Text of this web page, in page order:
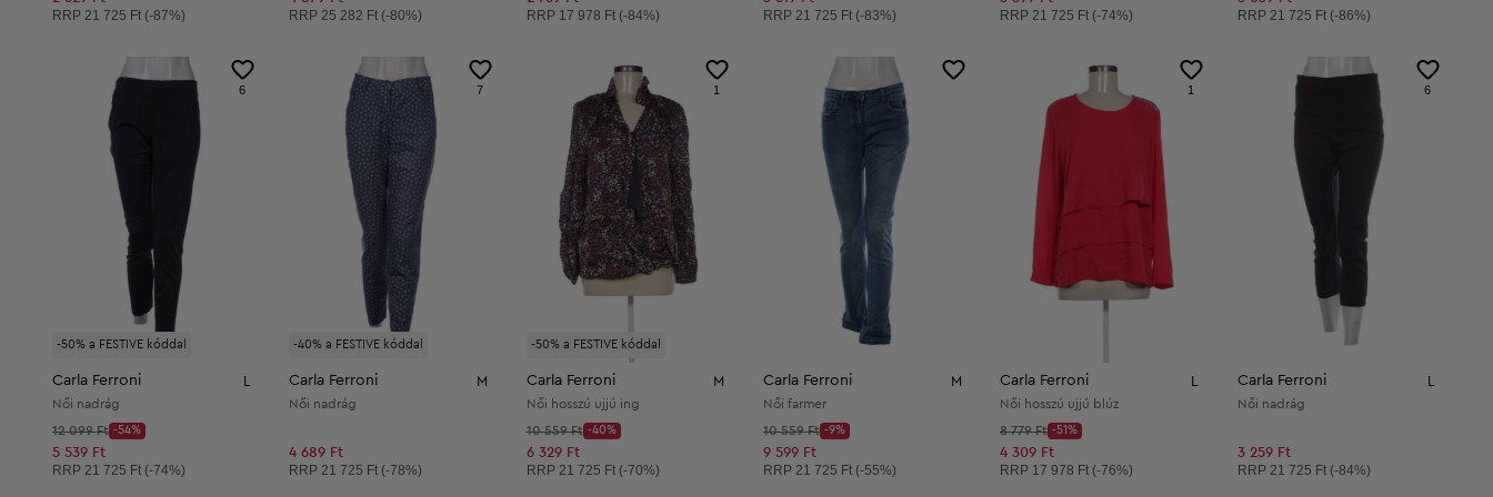
Ajánlott ár:
RRP 21 725 Ft (-87%) Ajánlott ár:
RRP25 282 Ft (-80%) Ajánlott ár:
RRP 17 978 Ft (-84%) Ajánlott ár:
RRP 21 725 Ft (-83%) Ajánlott ár:
RRP21 725 Ft (-74%) Ajánlott ár:
RRP 21 725 Ft (-86%)
-50% a FESTIVE kóddal
6
Carla Ferroni
Női nadrág
Kezdő ár:
12 099 Ft
Discount Price:
-54%
Csökkentett ár:
5 539 Ft
Ajánlott ár:
RRP 21 725 Ft (-74%)
-40% a FESTIVE kóddal
7
Carla Ferroni M
Női nadrág
4 689 Ft
Ajánlott ár:
RRP21 725 Ft (-78%)
-50% a FESTIVE kóddal
1
Carla Ferroni M
Női hosszú ujjú ing
Kezdő ár:
10 559 Ft
Discount Price:
-40%
Csökkentett ár:
6 329 Ft
Ajánlott ár:
RRP 21 725 Ft (-70%)
Carla Ferroni M
Női farmer
Kezdő ár:
10 559 Ft
Discount Price:
-9%
Csökkentett ár:
9 599 Ft
Ajánlott ár:
RRP 21 725 Ft (-55%)
1
Carla Ferroni
Női hosszú ujjú blúz
Kezdő ár:
8 779 Ft
Discount Price:
-51%
Csökkentett ár:
4 309 Ft
Ajánlott ár:
RRP 17 978 Ft (-76%)
6
Carla Ferroni
Női nadrág
3 259 Ft
Ajánlott ár:
RRP 21 725 Ft (-84%)